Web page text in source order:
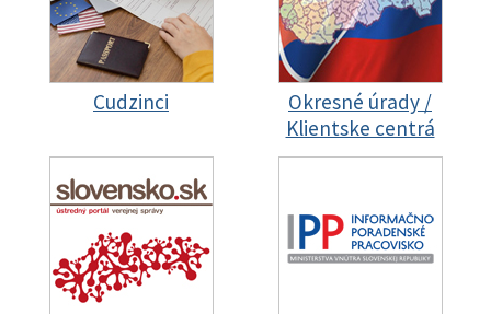
Cudzinci
Okresné úrady /
Klientske centrá